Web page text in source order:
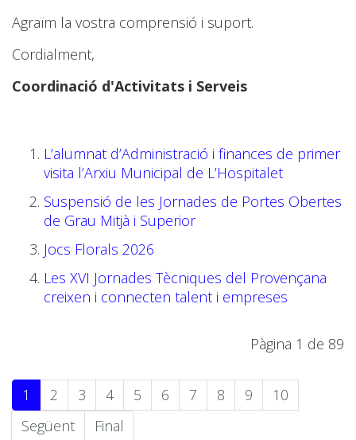
Agraïm la vostra comprensió i suport.
Cordialment,
Coordinació d'Activitats i Serveis
L’alumnat d’Administració i finances de primer
visita l’Arxiu Municipal de L’Hospitalet
Suspensió de les Jornades de Portes Obertes
de Grau Mitjà i Superior
Jocs Florals 2026
Les XVI Jornades Tècniques del Provençana
creixen i connecten talent i empreses
Pàgina 1 de 89
1 2 3 4 5 6 7 8 9
10
Següent
Final